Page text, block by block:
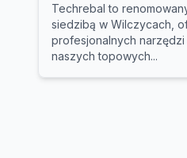
Techrebal to
siedzibą w Wilczycach,
profesjonalnych
naszych topowych...